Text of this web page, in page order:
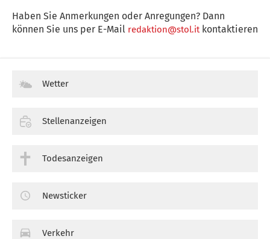
Haben Sie Anmerkungen oder Anregungen? Dann
können Sie uns per E-Mail redaktion@stol.itkontaktieren
Wetter
Stellenanzeigen
Todesanzeigen
Newsticker
Verkehr